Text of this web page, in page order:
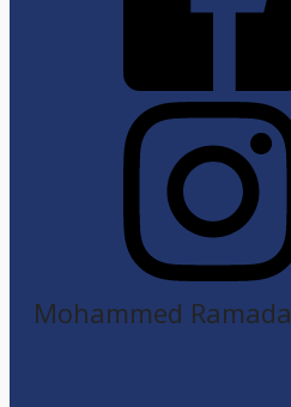
Mohammed